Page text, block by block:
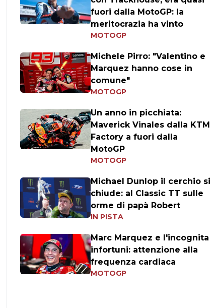
fuori dalla MotoGP: la
meritocrazia ha vinto
MOTOGP
Michele Pirro: "Valentino e
Marquez hanno cose in
comune"
MOTOGP
Un anno in picchiata:
Maverick Vinales dalla KTM
Factory a fuori dalla
MotoGP
MOTOGP
Michael Dunlop il cerchio si
chiude: al Classic TT sulle
orme di papà Robert
IN PISTA
Marc Marquez e l'incognita
infortuni: attenzione alla
frequenza cardiaca
MOTOGP